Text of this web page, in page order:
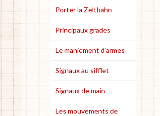
Porter la Zeltbahn
Principaux grades
Le maniement d’armes
Signaux au sifflet
Signaux de main
Les mouvements de